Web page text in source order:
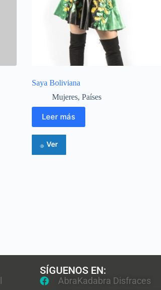
Saya Boliviana
Mujeres, Países
Leer más
Ver
SÍGUENOS EN:
AbraKadabra Disfraces